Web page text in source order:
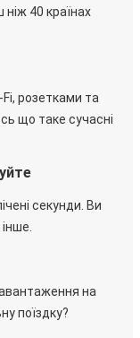
ніж 40 країнах
розетками та
що таке сучасні
секунди. Ви
на
поїздку?